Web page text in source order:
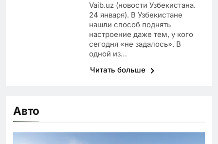
Vaib.uz (новости Узбекистана.
24 января). В Узбекистане
нашли способ поднять
настроение даже тем, у кого
сегодня «не задалось». В
одной из…
Читать больше
Авто